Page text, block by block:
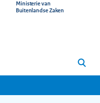
Ministerie van
Buitenlandse Zaken
Zoeken